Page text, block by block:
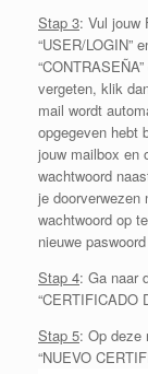
Stap 3: Vul jouw
“USER/LOGIN”
vergeten, klik
mail wordt
opgegeven hebt
jouw mailbox en
wachtwoord
je doorverwezen
wachtwoord op
nieuwe
Stap 4: Ga naar
“CERTIFICADO
Stap 5: Op deze
“NUEVO